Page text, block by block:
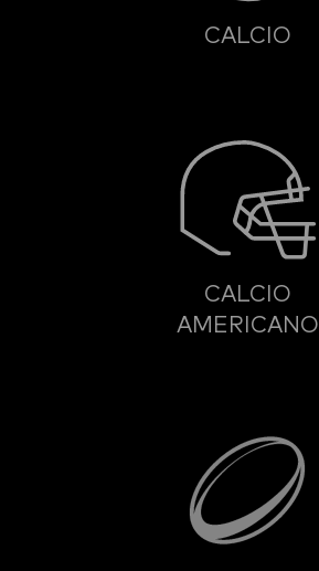
CALCIO
CALCIO
AMERICANO